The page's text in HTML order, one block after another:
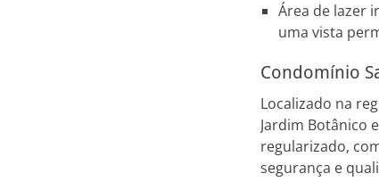
Área de lazer
uma vista
Condomínio
Localizado na
Jardim Botânico
regularizado,
segurança e